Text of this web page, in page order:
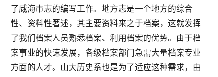
了威海市志的编写工作。地方志是一个地方的综合
性、资料性著述，其主要资料来之于档案，这就发挥
了我们档案人员熟悉档案、利用档案的优势。由于档
案事业的快速发展，各级档案部门急需大量档案专业
方面的人才。山大历史系也是为了适应这种需求，由